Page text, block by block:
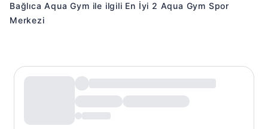
Bağlıca Aqua Gym ile ilgili En İyi 2 Aqua Gym Spor
Merkezi